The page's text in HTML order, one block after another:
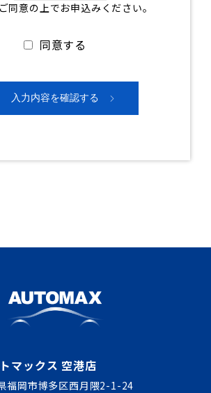
同意の上でお申込みください。
同意する
マックス 空港店
福岡市博多区西月隈2-1-24